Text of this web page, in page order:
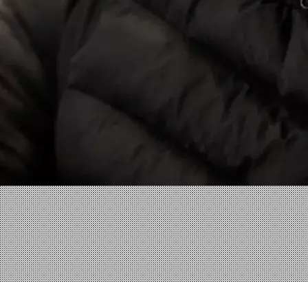
Facebook
X
Linkedin